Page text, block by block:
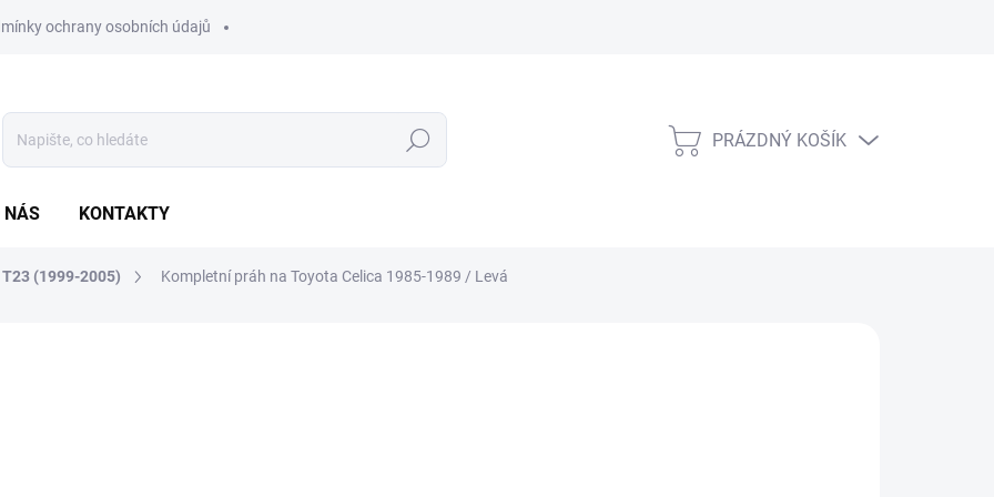
ochrany osobních údajů
Hledat
NÁKUPNÍ
PRÁZDNÝ KOŠÍK
NÁS KONTAKTY
(1999-2005) Kompletní práh na Toyota Celica 1985-1989 / Levá